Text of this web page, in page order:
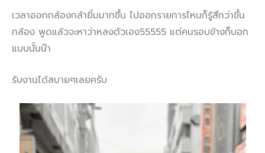
เวลาออกกล้องกล้ายิ้มมากขึ้น ไปออกรายการไหนก็รู้สึกว่าขึ้น
กล้อง พูดแล้วจะหาว่าหลงตัวเอง55555 แต่คนรอบข้างก็บอก
แบบนั้นน๊า
รับงานได้สบายๆเลยครับ